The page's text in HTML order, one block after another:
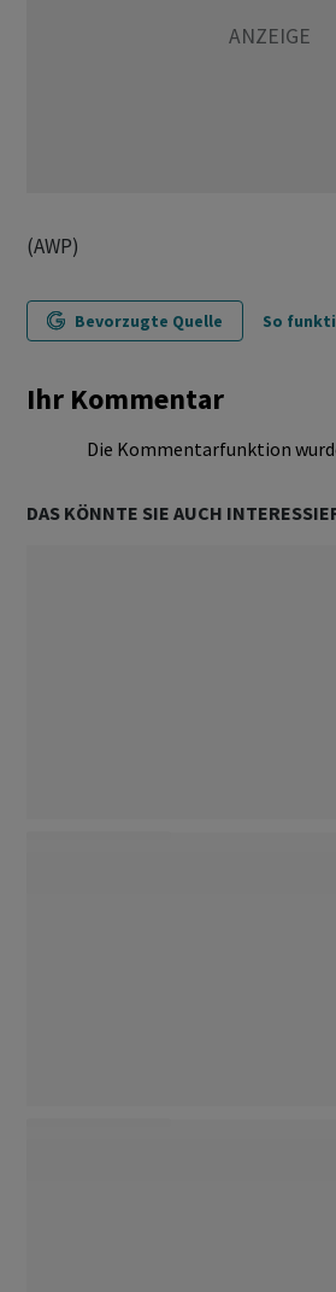
(AWP)
Bevorzugte Quelle So
Ihr Kommentar
Die Kommentarfunktion
DAS KÖNNTE SIE AUCH